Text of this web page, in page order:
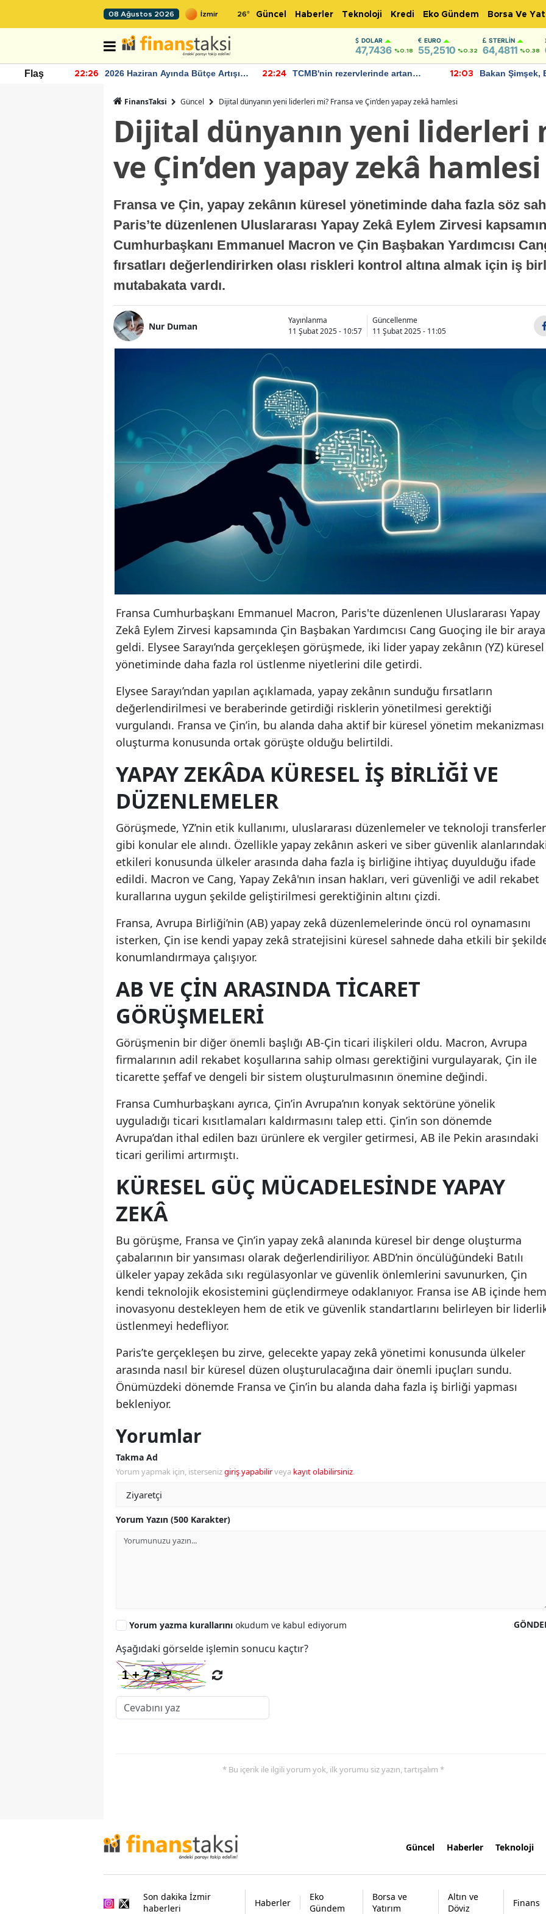
08 Ağustos 2026 26° Güncel Haberler Teknoloji Kredi Eko Gündem Borsa Ve
DOLAR
47,7436 %0.18
EURO
55,2510 %0.32
STERLIN
64,4811 %0.38
Flaş 22:26
2026 Haziran Ayında Bütçe Artışı
22:24
TCMB'nin rezervlerinde artan
12:03
Bakan Şimşek,
FinansTaksi Güncel Dijital dünyanın yeni liderleri mi? Fransa ve Çin’den yapay zekâ hamlesi
Dijital dünyanın yeni liderleri
ve Çin’den yapay zekâ hamlesi
Fransa ve Çin, yapay zekânın küresel yönetiminde daha fazla söz
Paris’te düzenlenen Uluslararası Yapay Zekâ Eylem Zirvesi
Cumhurbaşkanı Emmanuel Macron ve Çin Başbakan Yardımcısı
fırsatları değerlendirirken olası riskleri kontrol altına almak için iş
mutabakata vardı.
Nur Duman
Yayınlanma
11 Şubat 2025 - 10:57
Güncellenme
11 Şubat 2025 - 11:05
Fransa Cumhurbaşkanı Emmanuel Macron, Paris'te düzenlenen Uluslararası Yapay
Zekâ Eylem Zirvesi kapsamında Çin Başbakan Yardımcısı Cang Guoçing ile bir araya
geldi. Elysee Sarayı’nda gerçekleşen görüşmede, iki lider yapay zekânın (YZ) küresel
yönetiminde daha fazla rol üstlenme niyetlerini dile getirdi.
Elysee Sarayı’ndan yapılan açıklamada, yapay zekânın sunduğu fırsatların
değerlendirilmesi ve beraberinde getirdiği risklerin yönetilmesi gerektiği
vurgulandı. Fransa ve Çin’in, bu alanda daha aktif bir küresel yönetim mekanizması
oluşturma konusunda ortak görüşte olduğu belirtildi.
YAPAY ZEKÂDA KÜRESEL İŞ BIRLIĞI VE
DÜZENLEMELER
Görüşmede, YZ’nin etik kullanımı, uluslararası düzenlemeler ve teknoloji
gibi konular ele alındı. Özellikle yapay zekânın askeri ve siber güvenlik
etkileri konusunda ülkeler arasında daha fazla iş birliğine ihtiyaç duyulduğu ifade
edildi. Macron ve Cang, Yapay Zekâ'nın insan hakları, veri güvenliği ve adil rekabet
kurallarına uygun şekilde geliştirilmesi gerektiğinin altını çizdi.
Fransa, Avrupa Birliği’nin (AB) yapay zekâ düzenlemelerinde öncü rol oynamasını
isterken, Çin ise kendi yapay zekâ stratejisini küresel sahnede daha etkili bir
konumlandırmaya çalışıyor.
AB VE ÇIN ARASINDA TICARET
GÖRÜŞMELERI
Görüşmenin bir diğer önemli başlığı AB-Çin ticari ilişkileri oldu. Macron, Avrupa
firmalarının adil rekabet koşullarına sahip olması gerektiğini vurgulayarak, Çin ile
ticarette şeffaf ve dengeli bir sistem oluşturulmasının önemine değindi.
Fransa Cumhurbaşkanı ayrıca, Çin’in Avrupa’nın konyak sektörüne yönelik
uyguladığı ticari kısıtlamaları kaldırmasını talep etti. Çin’in son dönemde
Avrupa’dan ithal edilen bazı ürünlere ek vergiler getirmesi, AB ile Pekin arasındaki
ticari gerilimi artırmıştı.
KÜRESEL GÜÇ MÜCADELESINDE YAPAY
ZEKÂ
Bu görüşme, Fransa ve Çin’in yapay zekâ alanında küresel bir denge oluşturma
çabalarının bir yansıması olarak değerlendiriliyor. ABD’nin öncülüğündeki Batılı
ülkeler yapay zekâda sıkı regülasyonlar ve güvenlik önlemlerini savunurken, Çin
kendi teknolojik ekosistemini güçlendirmeye odaklanıyor. Fransa ise AB içinde hem
inovasyonu destekleyen hem de etik ve güvenlik standartlarını belirleyen bir
üstlenmeyi hedefliyor.
Paris’te gerçekleşen bu zirve, gelecekte yapay zekâ yönetimi konusunda ülkeler
arasında nasıl bir küresel düzen oluşturulacağına dair önemli ipuçları sundu.
Önümüzdeki dönemde Fransa ve Çin’in bu alanda daha fazla iş birliği yapması
bekleniyor.
Yorumlar
Takma Ad
Yorum yapmak için, istersenizgiriş yapabilirveya kayıt olabilirsiniz.
Yorum Yazın (500 Karakter)
Yorum yazma kurallarını okudum ve kabul ediyorum
Aşağıdaki görselde işlemin sonucu kaçtır?
* Bu içerik ile ilgili yorum yok, ilk yorumu siz yazın, tartışalım *
Güncel Haberler Teknoloji
Son dakika İzmir
haberleri
Haberler
Eko
Gündem
Borsa ve
Yatırım
Altın ve
Döviz
Finans